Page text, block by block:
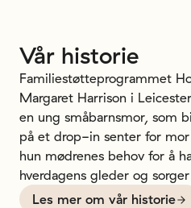
Vår historie
Familiestøtteprogrammet
Margaret Harrison i
en ung småbarnsmor, som
på et drop-in senter for
hun mødrenes behov for å
hverdagens gleder og
Les mer om vår historie